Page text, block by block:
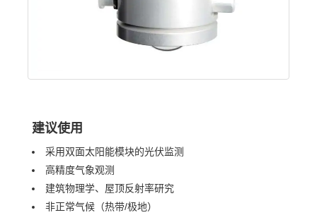
建议使用
采用双面太阳能模块的光伏监测
高精度气象观测
建筑物理学、屋顶反射率研究
非正常气候（热带/极地）